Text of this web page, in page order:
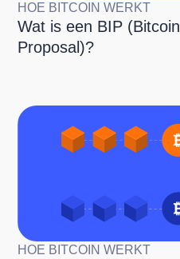
HOE BITCOIN WERKT
Wat is een BIP
Proposal)?
HOE BITCOIN WERKT